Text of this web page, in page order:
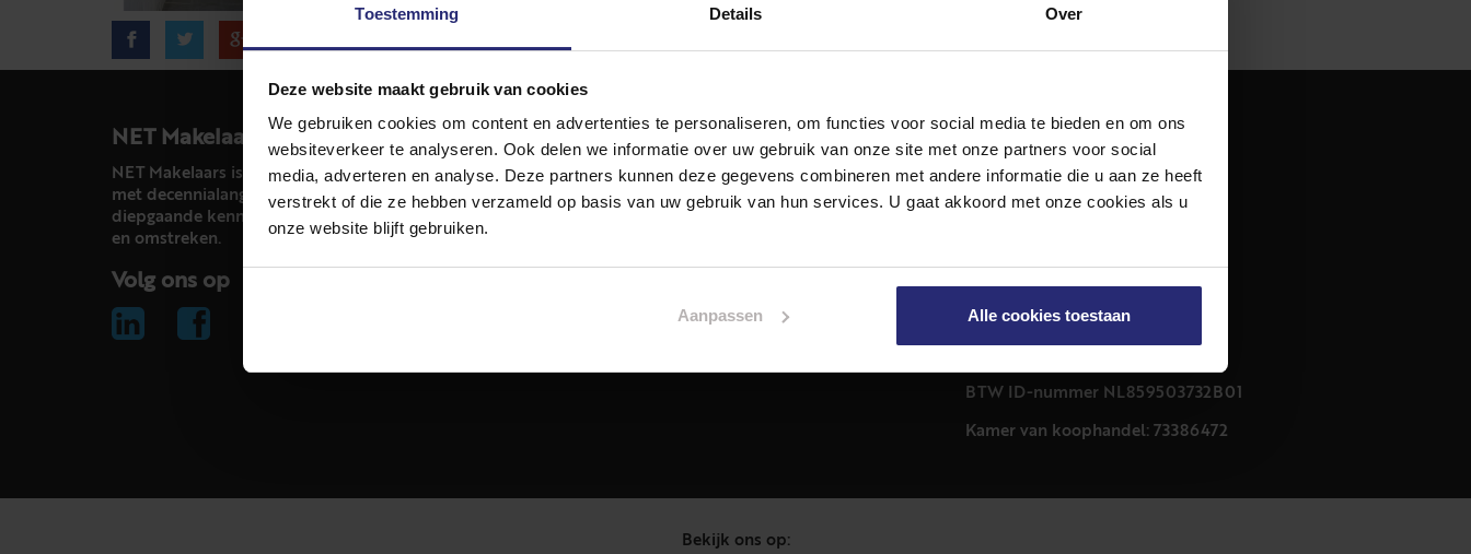
Toestemming Details Over
Deze website maakt gebruik van cookies
We gebruiken cookies om content en advertenties te personaliseren, om functies voor social media te bieden en om ons
websiteverkeer te analyseren. Ook delen we informatie over uw gebruik van onze site met onze partners voor social
media, adverteren en analyse. Deze partners kunnen deze gegevens combineren met andere informatie die u aan ze heeft
verstrekt of die ze hebben verzameld op basis van uw gebruik van hun services. U gaat akkoord met onze cookies als u
onze website blijft gebruiken.
Aanpassen Alle cookies toestaan
NET Makelaars
NET Makelaars is een modern makelaarskantoor
met decennialange ervaring in het vak en
diepgaande kennis van de huizenmarkt in Haarlem
en omstreken.
Volg ons op
Diensten
Hypotheekadvies
Taxatie
Turfmarkt 32 zwart
2011 CB Haarlem
BTW ID-nummer NL859503732B01
Kamer van koophandel: 73386472
Bekijk ons op: